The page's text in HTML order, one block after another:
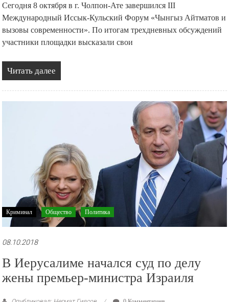
Сегодня 8 октября в г. Чолпон-Ате завершился III
Международный Иссык-Кульский Форум «Чынгыз Айтматов и
вызовы современности». По итогам трехдневных обсуждений
участники площадки высказали свои
Читать далее
Криминал Общество Политика
08.10.2018
В Иерусалиме начался суд по делу
жены премьер-министра Израиля